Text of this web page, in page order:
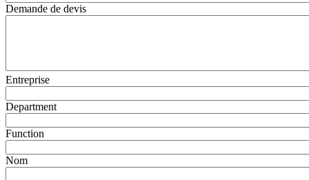
Demande de devis
Entreprise
Department
Function
Nom